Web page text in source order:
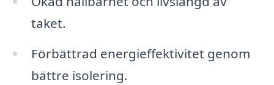
taket.
Förbättrad energieffektivitet genom
bättre isolering.